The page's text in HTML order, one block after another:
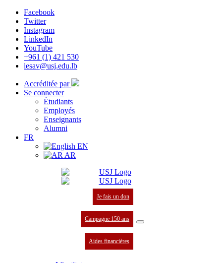
Facebook
Twitter
Instagram
LinkedIn
YouTube
+961 (1) 421 530
iesav@usj.edu.lb
Accréditée par
Se connecter
Étudiants
Employés
Enseignants
Alumni
FR
EN
AR
Je fais un don
Campagne 150 ans
Aides financières